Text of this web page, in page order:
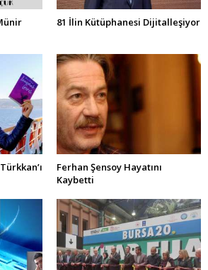
81 İlin Kütüphanesi Dijitalleşiyor
Ferhan Şensoy Hayatını
Kaybetti